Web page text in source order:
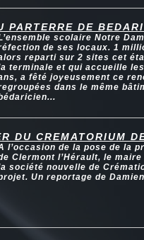
PARTERRE DE
scolaire Notre
de ses locaux. 1
reparti sur 2 sites cet
terminale et qui accueille
a fêté joyeusement ce
dans le même
DU CREMATORIUM
l’occasion de la pose de la
Clermont l’Hérault, le
société nouvelle de
Un reportage de